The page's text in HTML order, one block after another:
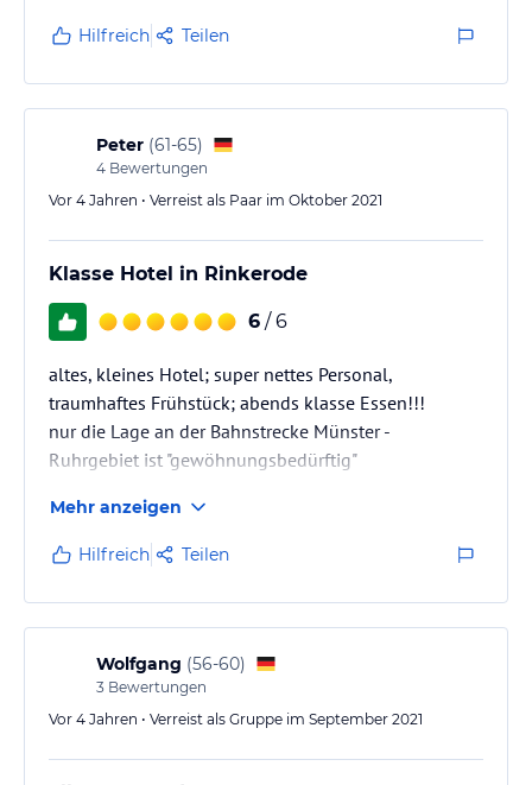
Hilfreich Teilen
Peter (61-65)
4 Bewertungen
Vor 4 Jahren • Verreist als Paar im Oktober 2021
Klasse Hotel in Rinkerode
6 / 6
altes, kleines Hotel; super nettes Personal,
traumhaftes Frühstück; abends klasse Essen!!!
nur die Lage an der Bahnstrecke Münster -
Ruhrgebiet ist "gewöhnungsbedürftig"
Mehr anzeigen
Hilfreich Teilen
Wolfgang (56-60)
3 Bewertungen
Vor 4 Jahren • Verreist als Gruppe im September 2021